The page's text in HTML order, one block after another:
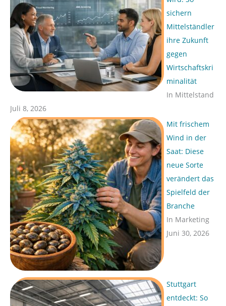
sichern
Mittelständler
ihre Zukunft
gegen
Wirtschaftskri
minalität
In Mittelstand
Juli 8, 2026
Mit frischem
Wind in der
Saat: Diese
neue Sorte
verändert das
Spielfeld der
Branche
In Marketing
Juni 30, 2026
Stuttgart
entdeckt: So